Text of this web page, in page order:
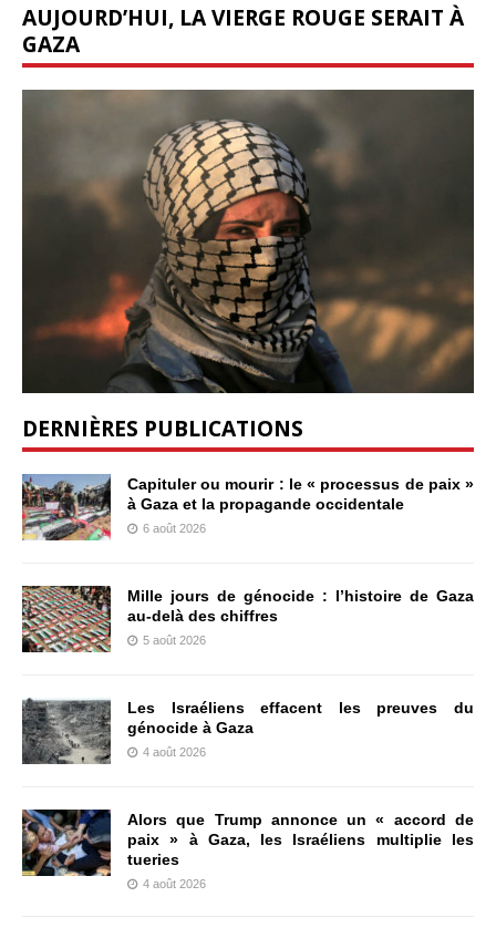
AUJOURD’HUI, LA VIERGE ROUGE SERAIT À
GAZA
DERNIÈRES PUBLICATIONS
Capituler ou mourir : le « processus de paix »
à Gaza et la propagande occidentale
6 août 2026
Mille jours de génocide : l’histoire de Gaza
au-delà des chiffres
5 août 2026
Les Israéliens effacent les preuves du
génocide à Gaza
4 août 2026
Alors que Trump annonce un « accord de
paix » à Gaza, les Israéliens multiplie les
tueries
4 août 2026